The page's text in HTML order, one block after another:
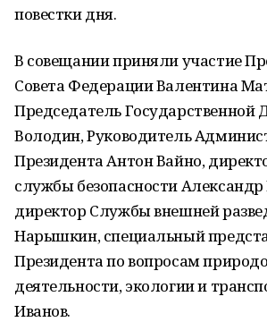
повестки дня.
В совещании приняли участие
Совета Федерации Валентина
Председатель Государственной
Володин, Руководитель
Президента Антон Вайно,
службы безопасности Александр
директор Службы внешней
Нарышкин, специальный
Президента по вопросам
деятельности, экологии и
Иванов.